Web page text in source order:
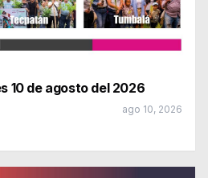
10 de agosto del 2026
ago 10, 2026